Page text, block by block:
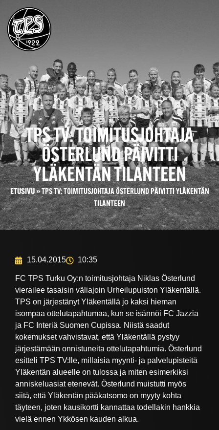
TPS TV: TOIMITUSJOHTAJA
ÖSTERLUND PÄIVITTI
YLÄKENTÄN TILANTEEN
ETUSIVU»TPS TV: TOIMITUSJOHTAJA ÖSTERLUND PÄIVITTI YLÄKENTÄN
TILANTEEN
15.04.2015 10:35
FC TPS Turku Oy:n toimitusjohtaja Niklas Österlund
vierailee tasaisin väliajoin Urheilupuiston Yläkentällä.
TPS on järjestänyt Yläkentällä jo kaksi hieman
isompaa ottelutapahtumaa, kun se isännöi FC Jazzia
ja FC Interiä Suomen Cupissa. Niistä saadut
kokemukset vahvistavat, että Yläkentällä pystyy
järjestämään onnistuneita ottelutapahtumia. Österlund
esitteli TPS TV:lle, millaisia myynti- ja palvelupisteitä
Yläkentän alueelle on tulossa ja miten esimerkiksi
anniskeluasiat etenevät. Österlund muistutti myös
siitä, että Yläkentän pääkatsomo on myyty kohta
täyteen, joten kausikortti kannattaa todellakin hankkia
vielä ennen Ykkösen kauden alkua.